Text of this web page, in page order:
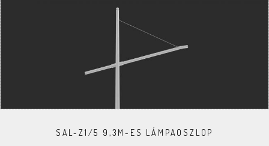
SAL-Z1/5 9,3M-ES LÁMPAOSZLOP